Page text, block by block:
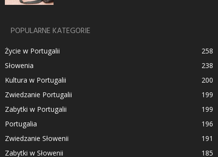
POPULARNE KATEGORIE
Życie w Portugalii
258
Słowenia
238
Kultura w Portugalii
200
Zwiedzanie Portugalii
199
Zabytki w Portugalii
199
Portugalia
196
Zwiedzanie Słowenii
191
Zabytki w Słowenii
185